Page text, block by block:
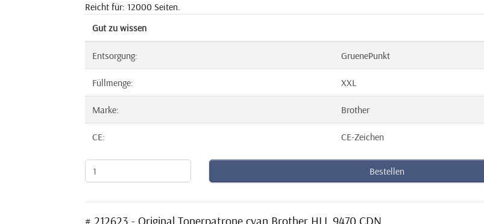
Reicht für: 12000 Seiten.
Gut zu wissen
Entsorgung: GruenePunkt
Füllmenge: XXL
Marke: Brother
CE: CE-Zeichen
Bestellen
# 212623 - Original Tonerpatrone cyan Brother HLL 9470 CDN